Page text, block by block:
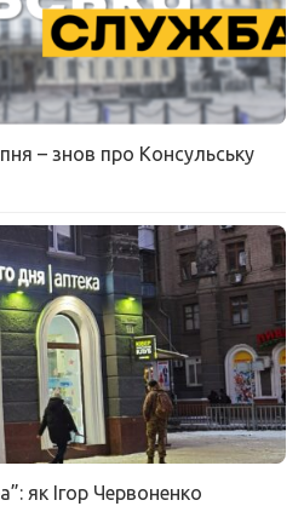
– знов про Консульську
як Ігор Червоненко